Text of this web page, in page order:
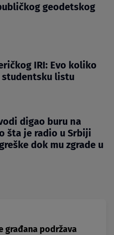
geodetskog
IRI: Evo koliko
studentsku listu
digao buru na
šta je radio u Srbiji
dok mu zgrade u
građana podržava